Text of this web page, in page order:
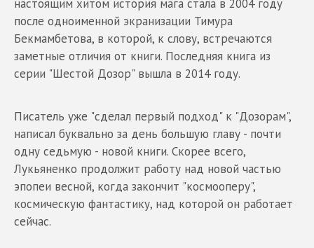
настоящим хитом история мага стала в 2004 году
после одноименной экранизации Тимура
Бекмамбетова, в которой, к слову, встречаются
заметные отличия от книги. Последняя книга из
серии "Шестой Дозор" вышла в 2014 году.
Писатель уже "сделал первый подход" к "Дозорам",
написал буквально за день большую главу - почти
одну седьмую - новой книги. Скорее всего,
Лукьяненко продолжит работу над новой частью
эпопеи весной, когда закончит "космооперу",
космическую фантастику, над которой он работает
сейчас.